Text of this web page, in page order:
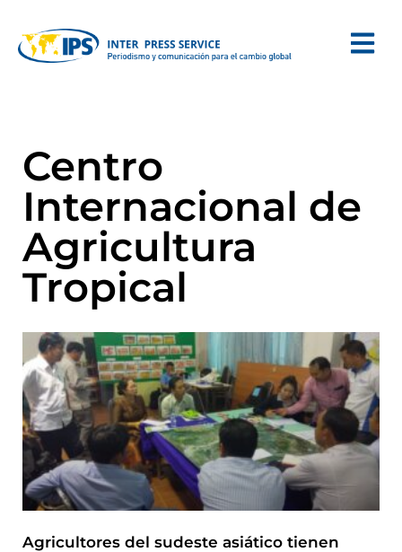
Centro
Internacional de
Agricultura
Tropical
Agricultores del sudeste asiático tienen